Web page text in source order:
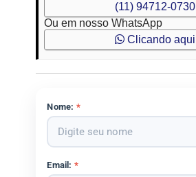
(11) 94712-0730
Ou em nosso WhatsApp
Clicando aqui
Nome: *
Email: *